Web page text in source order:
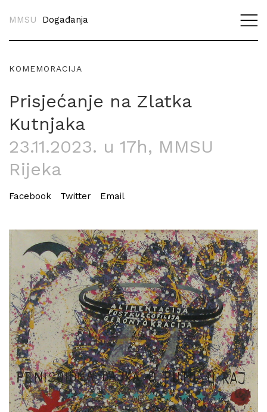
MMSU Događanja
KOMEMORACIJA
Prisjećanje na Zlatka
Kutnjaka
23.11.2023. u 17h, MMSU
Rijeka
Facebook Twitter Email